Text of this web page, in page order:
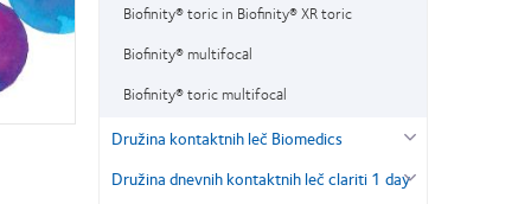
Biofinity® toric in Biofinity® XR toric
Biofinity® multifocal
Biofinity® toric multifocal
Družina kontaktnih leč Biomedics
Družina dnevnih kontaktnih leč clariti 1 day